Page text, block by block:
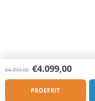
€4.399,00 €4.099,00
PROEFRIT